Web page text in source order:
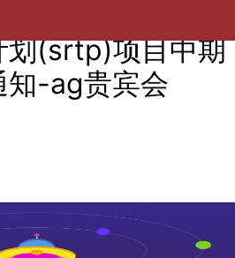
划(srtp)项目中期
知-ag贵宾会